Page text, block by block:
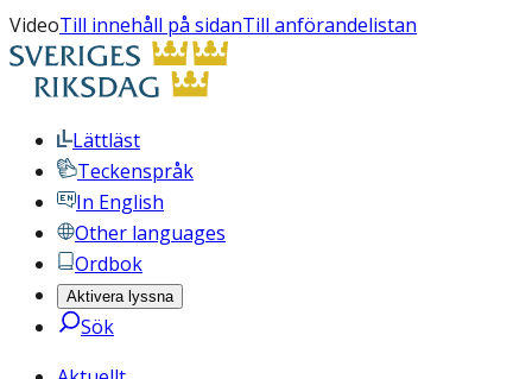
VideoTill innehåll på sidanTill anförandelistan
Lättläst
Teckenspråk
In English
Other languages
Ordbok
Aktivera lyssna
Sök